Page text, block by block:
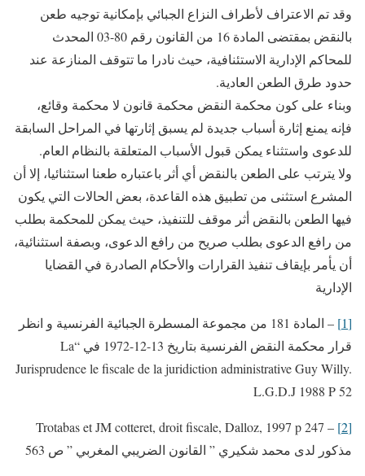
وقد تم الاعتراف لأطراف النزاع الجبائي بإمكانية توجيه طعن
بالنقض بمقتضى المادة 16 من القانون رقم 80-03 المحدث
للمحاكم الإدارية الاستئنافية، حيث نادرا ما تتوقف المنازعة عند
حدود طرق الطعن العادية.
وبناء على كون محكمة النقض محكمة قانون لا محكمة وقائع،
فإنه يمنع إثارة أسباب جديدة لم يسبق إثارتها في المراحل السابقة
للدعوى واستثناء يمكن قبول الأسباب المتعلقة بالنظام العام.
ولا يترتب على الطعن بالنقض أي أثر باعتباره طعنا استثنائيا، إلا أن
المشرع استثنى من تطبيق هذه القاعدة، بعض الحالات التي يكون
فيها الطعن بالنقض أثر موقف للتنفيذ، حيث يمكن للمحكمة بطلب
من رافع الدعوى بطلب صريح من رافع الدعوى، وبصفة استثنائية،
أن يأمر بإيقاف تنفيذ القرارات والأحكام الصادرة في القضايا
الإدارية
[1]
– المادة 181 من مجموعة المسطرة الجبائية الفرنسية و انظر
قرار محكمة النقض الفرنسية بتاريخ 13-12-1972 في “La
Jurisprudence le fiscale de la juridiction administrative Guy Willy.
L.G.D.J 1988 P 52
[2]
– Trotabas et JM cotteret, droit fiscale, Dalloz, 1997 p 247
مذكور لدى محمد شكيري ” القانون الضريبي المغربي ” ص 563